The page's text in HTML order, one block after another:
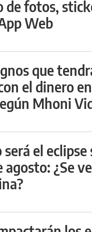
de fotos,
Web
que
el dinero
Mhoni
será el eclipse
¿Se